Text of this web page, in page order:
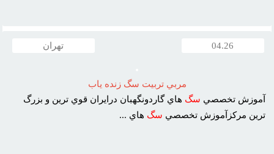
04.26 تهران
مربي تربيت سگ زنده ياب
آموزش تخصصي سگ هاي گاردونگهبان درايران قوي ترين و بزرگ
ترين مرکزآموزش تخصصي سگ هاي ...